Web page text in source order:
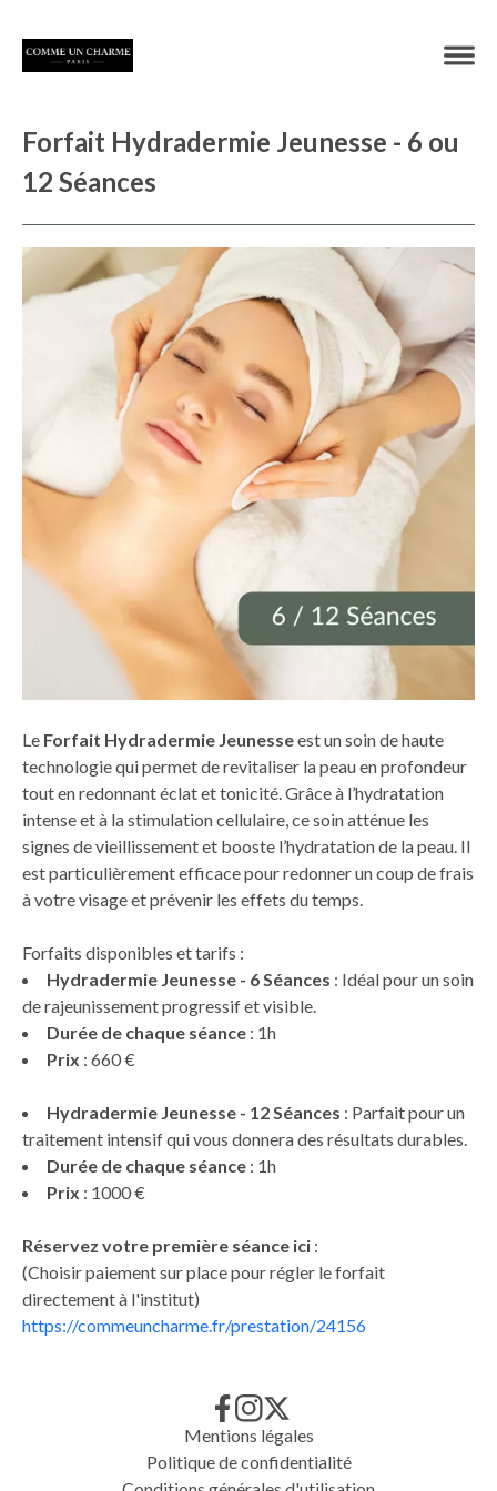
Forfait Hydradermie Jeunesse - 6 ou
12 Séances
Le Forfait Hydradermie Jeunesseest un soin de haute
technologie qui permet de revitaliser la peau en profondeur
tout en redonnant éclat et tonicité. Grâce à l’hydratation
intense et à la stimulation cellulaire, ce soin atténue les
signes de vieillissement et booste l’hydratation de la peau. Il
est particulièrement efficace pour redonner un coup de frais
à votre visage et prévenir les effets du temps.
Forfaits disponibles et tarifs :
Hydradermie Jeunesse - 6 Séances : Idéal pour un soin
de rajeunissement progressif et visible.
Durée de chaque séance : 1h
Prix : 660 €
Hydradermie Jeunesse - 12 Séances : Parfait pour un
traitement intensif qui vous donnera des résultats durables.
Durée de chaque séance : 1h
Prix : 1000 €
Réservez votre première séance ici :
(Choisir paiement sur place pour régler le forfait
directement à l'institut)
https://commeuncharme.fr/prestation/24156
Mentions légales
Politique de confidentialité